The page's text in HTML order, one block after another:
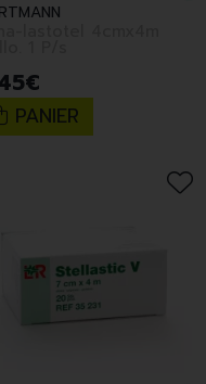
€
PANIER